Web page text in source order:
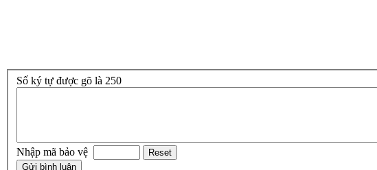
Số ký tự được gõ là 250
Nhập mã bảo vệ